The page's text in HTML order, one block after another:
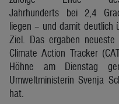
Jahrhunderts bei 2,4
liegen – und damit deutlich
Ziel. Das ergaben neueste
Climate Action Tracker
Höhne am Dienstag
Umweltministerin Svenja
hat.